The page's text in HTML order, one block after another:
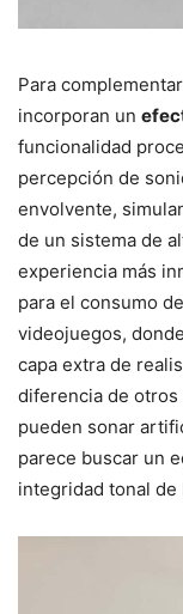
Para
incorporan un
funcionalidad
percepción de
envolvente,
de un sistema de
experiencia más
para el consumo
videojuegos,
capa extra de
diferencia de
pueden sonar
parece buscar un
integridad tonal de